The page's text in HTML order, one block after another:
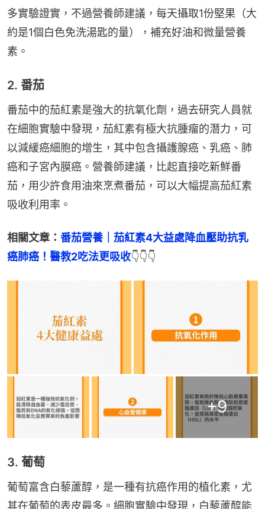
多實驗證實，不過營養師建議，每天攝取1份堅果（大
約是1個白色免洗湯匙的量），補充好油和微量營養
素。
2. 番茄
番茄中的茄紅素是強大的抗氧化劑，過去研究人員就
在細胞實驗中發現，茄紅素有極大抗腫瘤的潛力，可
以減緩癌細胞的增生，其中包含攝護腺癌、乳癌、肺
癌和子宮內膜癌。營養師建議，比起直接吃新鮮番
茄，用少許食用油來烹煮番茄，可以大幅提高茄紅素
吸收利用率。
相關文章： 番茄營養｜茄紅素4大益處降血壓助抗乳
癌肺癌！醫教2吃法更吸收👇👇👇
+9
3. 葡萄
葡萄富含白藜蘆醇，是一種有抗癌作用的植化素，尤
其在葡萄的表皮最多。細胞實驗中發現，白藜蘆醇能